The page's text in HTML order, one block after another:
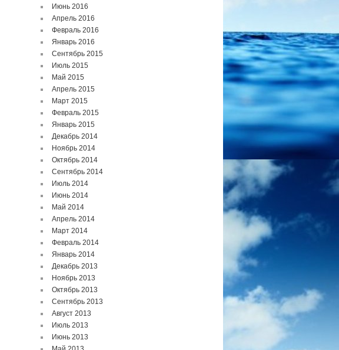
Июнь 2016
Апрель 2016
Февраль 2016
Январь 2016
Сентябрь 2015
Июль 2015
Май 2015
Апрель 2015
Март 2015
Февраль 2015
Январь 2015
Декабрь 2014
Ноябрь 2014
Октябрь 2014
Сентябрь 2014
Июль 2014
Июнь 2014
Май 2014
Апрель 2014
Март 2014
Февраль 2014
Январь 2014
Декабрь 2013
Ноябрь 2013
Октябрь 2013
Сентябрь 2013
Август 2013
Июль 2013
Июнь 2013